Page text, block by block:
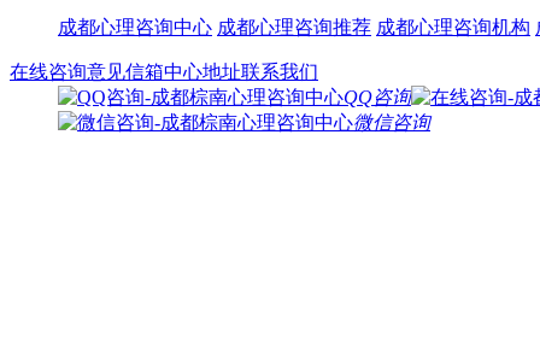
成都心理咨询中心 成都心理咨询推荐 成都心理咨询机构
在线咨询意见信箱中心地址联系我们
QQ咨询
微信咨询